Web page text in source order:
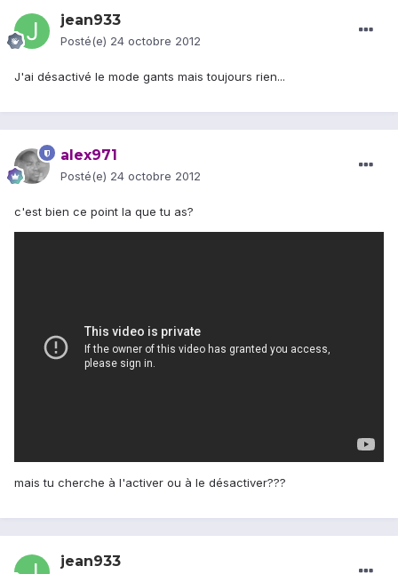
jean933
Posté(e) 24 octobre 2012
J'ai désactivé le mode gants mais toujours rien...
alex971
Posté(e) 24 octobre 2012
c'est bien ce point la que tu as?
mais tu cherche à l'activer ou à le désactiver???
jean933